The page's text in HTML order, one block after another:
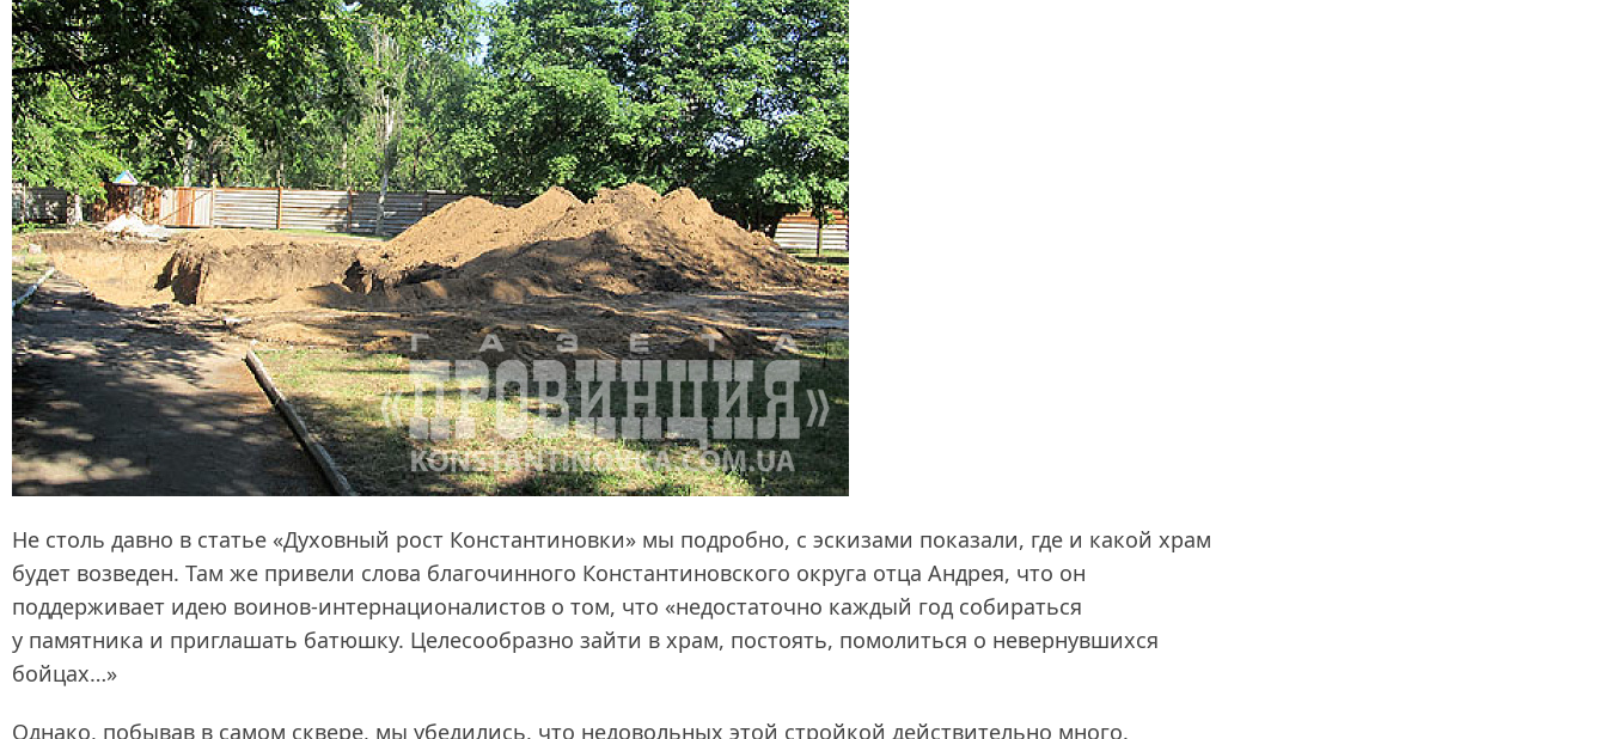
Не столь давно в статье «Духовный рост Константиновки» мы подробно, с эскизами показали, где и какой храм
будет возведен. Там же привели слова благочинного Константиновского округа отца Андрея, что он
поддерживает идею воинов‑интернационалистов о том, что «недостаточно каждый год собираться
у памятника и приглашать батюшку. Целесообразно зайти в храм, постоять, помолиться о невернувшихся
бойцах…»
Однако, побывав в самом сквере, мы убедились, что недовольных этой стройкой действительно много.